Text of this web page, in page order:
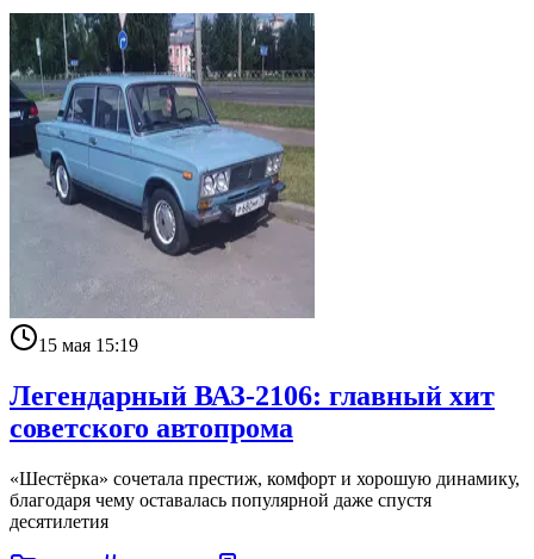
15 мая 15:19
Легендарный ВАЗ-2106: главный хит
советского автопрома
«Шестёрка» сочетала престиж, комфорт и хорошую динамику,
благодаря чему оставалась популярной даже спустя
десятилетия